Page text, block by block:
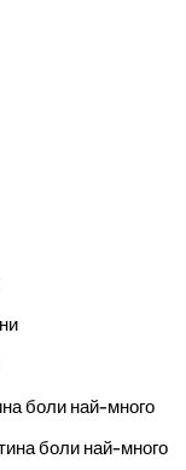
боли най-много
боли най-много